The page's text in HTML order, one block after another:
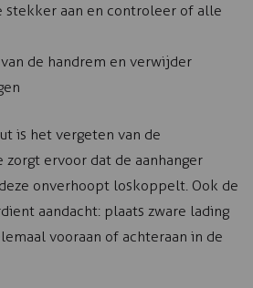
stekker aan en controleer of alle
de handrem en verwijder
is het vergeten van de
zorgt ervoor dat de aanhanger
onverhoopt loskoppelt. Ook de
aandacht: plaats zware lading
vooraan of achteraan in de